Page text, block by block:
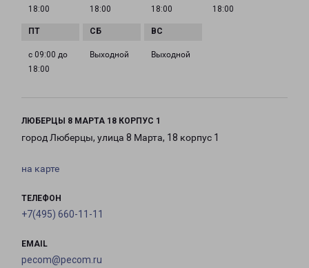
18:00
18:00
18:00
18:00
с 09:00 до
18:00
Выходной Выходной
ЛЮБЕРЦЫ 8 МАРТА 18 КОРПУС 1
город Люберцы, улица 8 Марта, 18 корпус 1
на карте
ТЕЛЕФОН
+7(495) 660-11-11
EMAIL
pecom@pecom.ru